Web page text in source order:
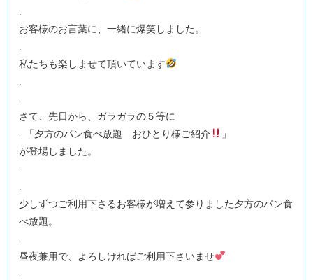
.
お客様のお言葉に、一緒に爆笑しました。
.
私たちも楽しませて頂いています
.
.
さて、先日から、ガラガラの５等に
. 「夕方のパン食べ放題 おひとり様ご紹介
」
が登場しました。
.
.
少しずつご利用下さるお客様が増えて参りました夕方のパン食
べ放題。
.
昼夜兼用で、よろしければご利用下さいませ
.